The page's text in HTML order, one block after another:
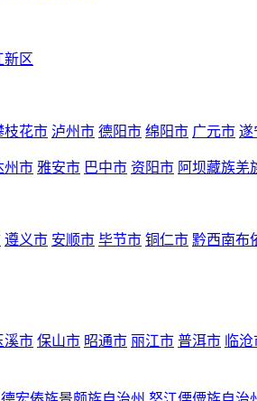
新区
枝花市 泸州市 德阳市 绵阳市 广元市 遂
州市 雅安市 巴中市 资阳市 阿坝藏族羌
遵义市 安顺市 毕节市 铜仁市 黔西南布
溪市 保山市 昭通市 丽江市 普洱市 临